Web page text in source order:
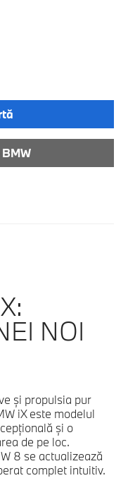
NOI
şi propulsia pur
iX este modelul
şi o
de pe loc.
8 se actualizează
complet intuitiv.